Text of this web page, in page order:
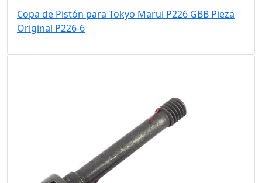
Copa de Pistón para Tokyo Marui P226 GBB Pieza
Original P226-6